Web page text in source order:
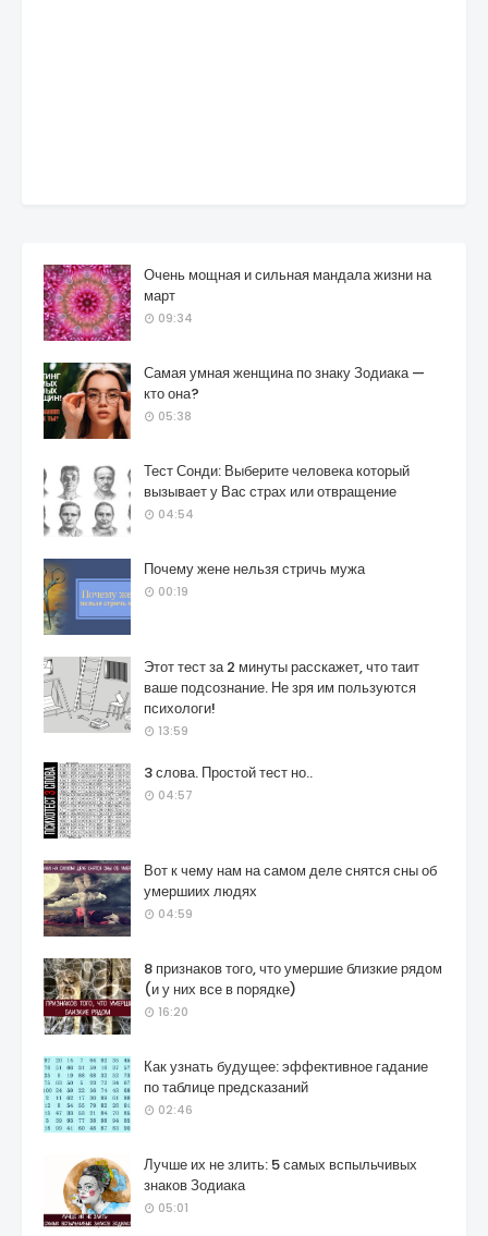
Очень мощная и сильная мандала жизни на
март
09:34
Самая умная женщина по знаку Зодиака —
кто она?
05:38
Тест Сонди: Выберите человека который
вызывает у Вас страх или отвращение
04:54
Почему жене нельзя стричь мужа
00:19
Этот тест за 2 минуты расскажет, что таит
ваше подсознание. Не зря им пользуются
психологи!
13:59
3 слова. Простой тест но..
04:57
Вот к чему нам на самом деле снятся сны об
умершиих людях
04:59
8 признаков того, что умершие близкие рядом
(и у них все в порядке)
16:20
Как узнать будущее: эффективное гадание
по таблице предсказаний
02:46
Лучше их не злить: 5 самых вспыльчивых
знаков Зодиака
05:01